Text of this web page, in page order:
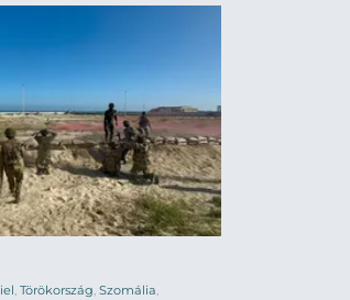
, Törökország, Szomália,